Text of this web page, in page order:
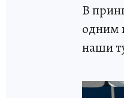
В
одним
наши